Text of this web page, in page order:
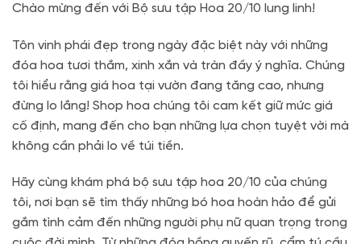
Chào mừng đến với Bộ sưu tập Hoa 20/10 lung linh!
Tôn vinh phái đẹp trong ngày đặc biệt này với những
đóa hoa tươi thắm, xinh xắn và tràn đầy ý nghĩa. Chúng
tôi hiểu rằng giá hoa tại vườn đang tăng cao, nhưng
đừng lo lắng! Shop hoa chúng tôi cam kết giữ mức giá
cố định, mang đến cho bạn những lựa chọn tuyệt vời mà
không cần phải lo về túi tiền.
Hãy cùng khám phá bộ sưu tập hoa 20/10 của chúng
tôi, nơi bạn sẽ tìm thấy những bó hoa hoàn hảo để gửi
gắm tình cảm đến những người phụ nữ quan trọng trong